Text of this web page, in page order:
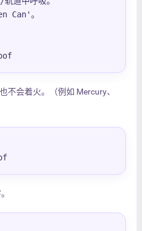
Can'。
不会着火。（例如 Mercury、